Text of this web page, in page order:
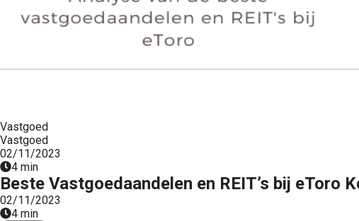
Vastgoed
Vastgoed
02/11/2023
4 min
Beste Vastgoedaandelen en REIT’s bij eToro
02/11/2023
4 min